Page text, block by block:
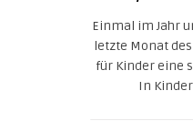
Einmal im Jahr
letzte Monat
für Kinder eine
In